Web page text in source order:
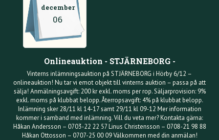
december
06
Onlineauktion - STJÄRNEBORG -
Vinterns inlämningsauktion på STJÄRNEBORG i Hörby 6/12 –
onlineauktion! Nu tar vi emot objekt till vinterns auktion – passa på att
sälja! Anmälningsavgift: 200 kr exkl. moms per rop. Säljarprovision: 9%
exkl. moms på klubbat belopp. Återropsavgift: 4% på klubbat belopp.
Inlämning sker 28/11 kl 14-17 samt 29/11 kl 09-12 Mer information
kommer i samband med inlämning. Vill du veta mer? Kontakta gärna:
Håkan Andersson – 0703-22 22 57 Linus Christensson – 0708-21 98 88
Håkan Ottosson – 0707-25 00 09 Välkommen med din anmälan!